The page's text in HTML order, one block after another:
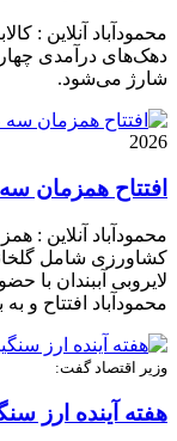
محمودآباد آنلاین :
شارژ می‌شود.
2026
افتتاح همزمان
محمودآباد آنلاین :
کشاورزی شامل
لایروبی آببندان با
محمودآباد افتتاح و
وزیر اقتصاد گفت:
هفته آینده ارز